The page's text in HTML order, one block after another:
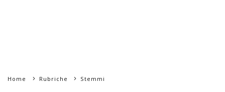
Home Rubriche Stemmi